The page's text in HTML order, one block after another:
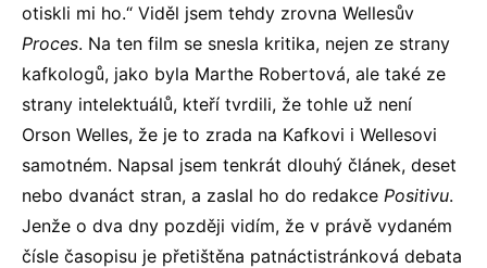
otiskli mi ho.“ Viděl jsem tehdy zrovna Wellesův
Proces. Na ten film se snesla kritika, nejen ze strany
kafkologů, jako byla Marthe Robertová, ale také ze
strany intelektuálů, kteří tvrdili, že tohle už není
Orson Welles, že je to zrada na Kafkovi i Wellesovi
samotném. Napsal jsem tenkrát dlouhý článek, deset
nebo dvanáct stran, a zaslal ho do redakce Positivu.
Jenže o dva dny později vidím, že v právě vydaném
čísle časopisu je přetištěna patnáctistránková debata